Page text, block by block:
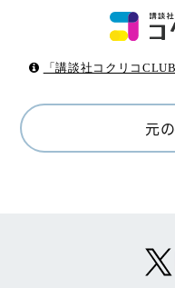
「講談社コクリコ
元